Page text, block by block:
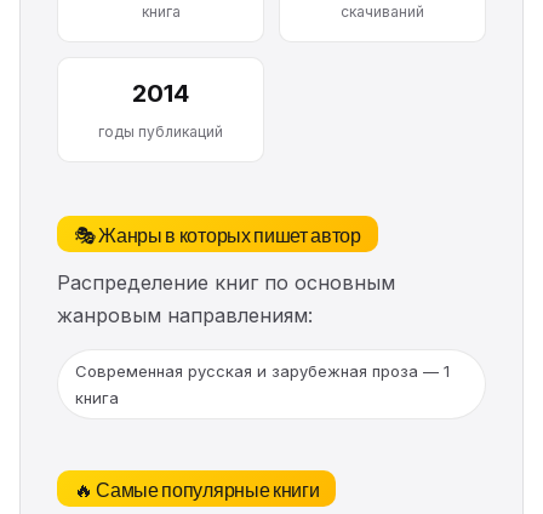
книга скачиваний
2014
годы публикаций
🎭 Жанры в которых пишет автор
Распределение книг по основным
жанровым направлениям:
Современная русская и зарубежная проза — 1
книга
🔥 Самые популярные книги